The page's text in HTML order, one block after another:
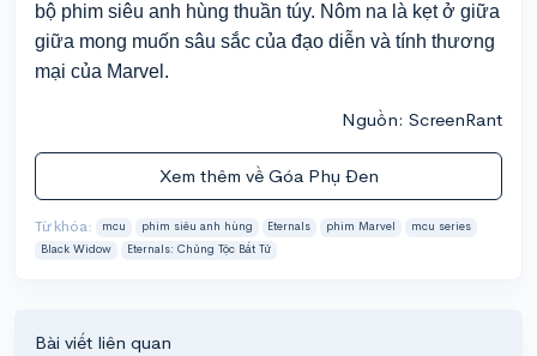
bộ phim siêu anh hùng thuần túy. Nôm na là kẹt ở giữa
giữa mong muốn sâu sắc của đạo diễn và tính thương
mại của Marvel.
Nguồn: ScreenRant
Xem thêm về Góa Phụ Đen
Từ khóa: mcu phim siêu anh hùng Eternals phim Marvel
mcu series
Black Widow
Eternals: Chủng Tộc Bất Tử
Bài viết liên quan